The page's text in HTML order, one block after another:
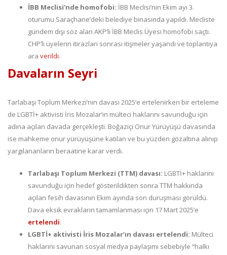
İBB Meclisi’nde homofobi: İBB Meclisi’nin Ekim ayı 3.
oturumu Saraçhane’deki belediye binasında yapıldı. Mecliste
gündem dışı söz alan AKP’li İBB Meclis Üyesi homofobi saçtı.
CHP’li üyelerin itirazları sonrası itişmeler yaşandı ve toplantıya
ara verildi.
Davaların Seyri
Tarlabaşı Toplum Merkezi’nin davası 2025’e ertelenirken bir erteleme
de LGBTİ+ aktivisti İris Mozalar’ın mülteci haklarını savunduğu için
adına açılan davada gerçekleşti. Boğaziçi Onur Yürüyüşü davasında
ise mahkeme onur yürüyüşüne katılan ve bu yüzden gözaltına alınıp
yargılananların beraatine karar verdi.
Tarlabaşı Toplum Merkezi (TTM) davası: LGBTİ+ haklarını
savunduğu için hedef gösterildikten sonra TTM hakkında
açılan fesih davasının Ekim ayında son duruşması görüldü.
Dava eksik evrakların tamamlanması için 17 Mart 2025’e
ertelendi.
LGBTİ+ aktivisti İris Mozalar’ın davası ertelendi: Mülteci
haklarını savunan sosyal medya paylaşımı sebebiyle “halkı